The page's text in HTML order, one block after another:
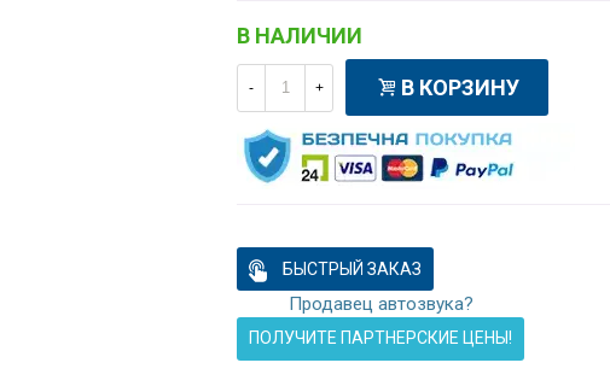
В НАЛИЧИИ
- + В КОРЗИНУ
БЫСТРЫЙ ЗАКАЗ
Продавец автозвука?
ПОЛУЧИТЕ ПАРТНЕРСКИЕ ЦЕНЫ!